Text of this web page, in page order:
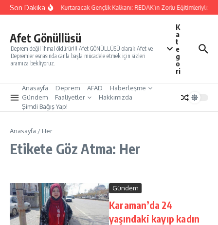
İçeriğe atla
Son DakikaYarınları Kurtaracak Gençlik Kalkanı: REDAK’ın Zorlu Eğitimleriyle
Afet Gönüllüsü
Deprem değil ihmal öldürür!!! Afet GÖNÜLLÜSÜ olarak Afet ve
Depremler esnasında canla başla mücadele etmek için sizleri
aramıza bekliyoruz.
K
a
t
e
g
o
ri
Anasayfa Deprem AFAD
Haberleşme
Gündem
Faaliyetler
Hakkımızda
Şimdi Bağış Yap!
Anasayfa / Her
Etikete Göz Atma: Her
Gündem
Karaman’da 24
yaşındaki kayıp kadın